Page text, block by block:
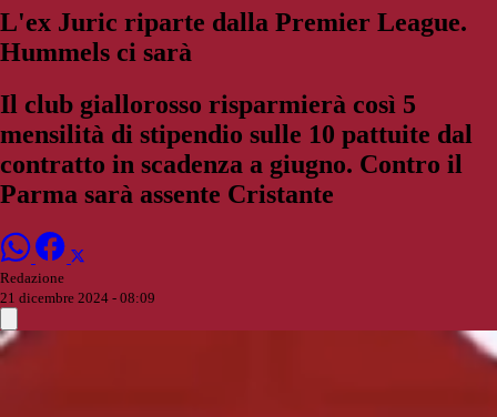
L'ex Juric riparte dalla Premier League.
Hummels ci sarà
Il club giallorosso risparmierà così 5
mensilità di stipendio sulle 10 pattuite dal
contratto in scadenza a giugno. Contro il
Parma sarà assente Cristante
Redazione
21 dicembre 2024 - 08:09